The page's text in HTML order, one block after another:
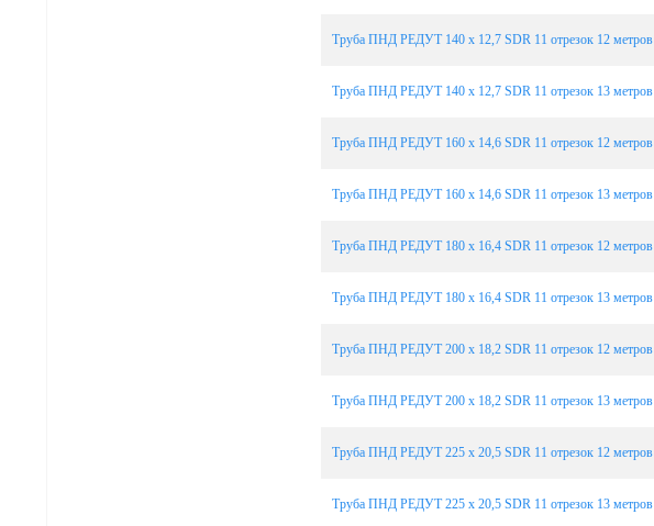
Труба ПНД РЕДУТ 140 х 12,7 SDR 11 отрезок 12 метров
Труба ПНД РЕДУТ 140 х 12,7 SDR 11 отрезок 13 метров
Труба ПНД РЕДУТ 160 х 14,6 SDR 11 отрезок 12 метров
Труба ПНД РЕДУТ 160 х 14,6 SDR 11 отрезок 13 метров
Труба ПНД РЕДУТ 180 х 16,4 SDR 11 отрезок 12 метров
Труба ПНД РЕДУТ 180 х 16,4 SDR 11 отрезок 13 метров
Труба ПНД РЕДУТ 200 х 18,2 SDR 11 отрезок 12 метров
Труба ПНД РЕДУТ 200 х 18,2 SDR 11 отрезок 13 метров
Труба ПНД РЕДУТ 225 х 20,5 SDR 11 отрезок 12 метров
Труба ПНД РЕДУТ 225 х 20,5 SDR 11 отрезок 13 метров